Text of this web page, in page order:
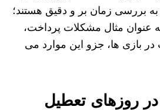
به بررسی زمان بر و دقیق هستند؛
عنوان مثال مشکلات پرداخت،
بازی ها، جزو این موارد می
روزهای تعطیل